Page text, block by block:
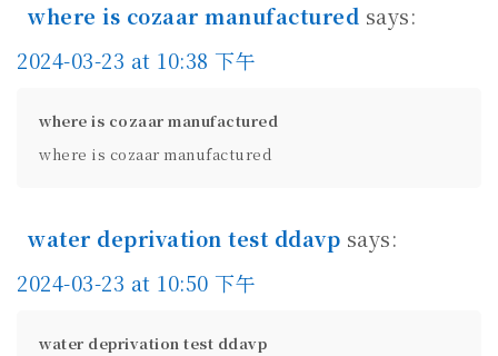
where is cozaar manufactured says:
2024-03-23 at 10:38 下午
where is cozaar manufactured
where is cozaar manufactured
water deprivation test ddavp says:
2024-03-23 at 10:50 下午
water deprivation test ddavp